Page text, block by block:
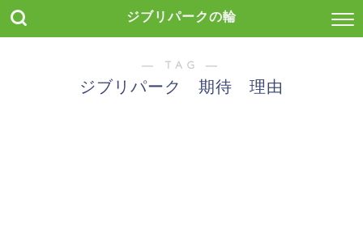
ジブリパークの輪
― TAG ―
ジブリパーク 期待 理由